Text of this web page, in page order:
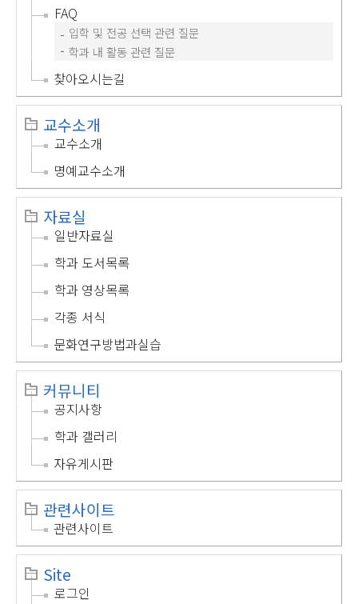
FAQ
입학 및 전공 선택 관련 질문
학과 내 활동 관련 질문
찾아오시는길
교수소개
교수소개
명예교수소개
자료실
일반자료실
학과 도서목록
학과 영상목록
각종 서식
문화연구방법과실습
커뮤니티
공지사항
학과 갤러리
자유게시판
관련사이트
관련사이트
Site
로그인